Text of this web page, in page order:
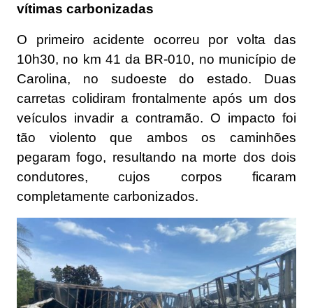
vítimas carbonizadas
O primeiro acidente ocorreu por volta das
10h30, no km 41 da BR-010, no município de
Carolina, no sudoeste do estado. Duas
carretas colidiram frontalmente após um dos
veículos invadir a contramão. O impacto foi
tão violento que ambos os caminhões
pegaram fogo, resultando na morte dos dois
condutores, cujos corpos ficaram
completamente carbonizados.